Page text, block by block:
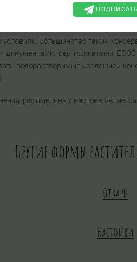
для использования в
быть уксус, водка, цитрат
ассортимент которых
Большинство таких
сертификатами
водорастворимые «зелёные»
растительных настоев
Другие формы
Отвары
Настойки